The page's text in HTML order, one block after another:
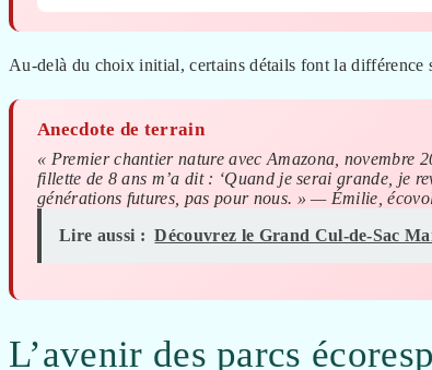
Au-delà du choix initial, certains détails font la différence
Anecdote de terrain
« Premier chantier nature avec Amazona, novembre
fillette de 8 ans m’a dit : ‘Quand je serai grande, je
générations futures, pas pour nous. » — Émilie,
Lire aussi : Découvrez le Grand Cul-de-Sac
L’avenir des parcs